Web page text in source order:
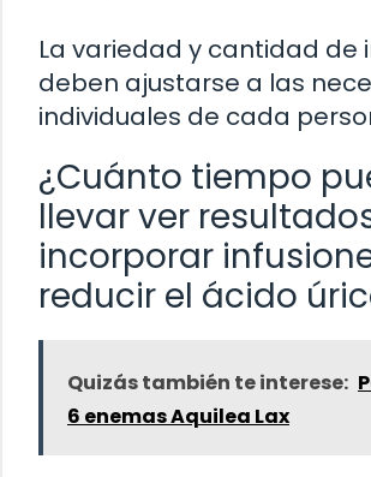
La variedad y cantidad de
deben ajustarse a las
individuales de cada
¿Cuánto tiempo
llevar ver
incorporar
reducir el ácido
Quizás también te interese:
6 enemas Aquilea Lax